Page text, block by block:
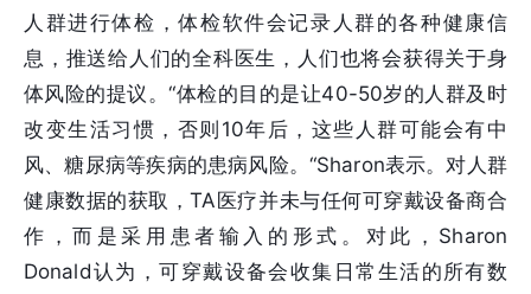
人群进行体检，体检软件会记录人群的各种健康信
息，推送给人们的全科医生，人们也将会获得关于身
体风险的提议。“体检的目的是让40-50岁的人群及时
改变生活习惯，否则10年后，这些人群可能会有中
风、糖尿病等疾病的患病风险。“Sharon表示。对人群
健康数据的获取，TA医疗并未与任何可穿戴设备商合
作，而是采用患者输入的形式。对此，Sharon
Donald认为，可穿戴设备会收集日常生活的所有数